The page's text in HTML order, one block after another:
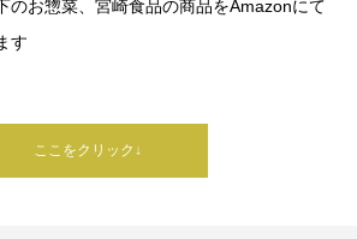
のお惣菜、宮崎食品の商品をAmazonにて
す
ここをクリック↓